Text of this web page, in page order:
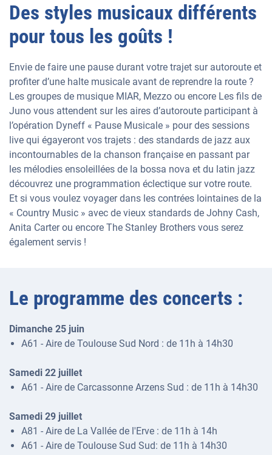
Des styles musicaux différents
pour tous les goûts !
Envie de faire une pause durant votre trajet sur autoroute et
profiter d’une halte musicale avant de reprendre la route ?
Les groupes de musique MIAR, Mezzo ou encore Les fils de
Juno vous attendent sur les aires d’autoroute participant à
l’opération Dyneff « Pause Musicale » pour des sessions
live qui égayeront vos trajets : des standards de jazz aux
incontournables de la chanson française en passant par
les mélodies ensoleillées de la bossa nova et du latin jazz
découvrez une programmation éclectique sur votre route.
Et si vous voulez voyager dans les contrées lointaines de la
« Country Music » avec de vieux standards de Johny Cash,
Anita Carter ou encore The Stanley Brothers vous serez
également servis !
Le programme des concerts :
Dimanche 25 juin
A61 - Aire de Toulouse Sud Nord : de 11h à 14h30
Samedi 22 juillet
A61 - Aire de Carcassonne Arzens Sud : de 11h à 14h30
Samedi 29 juillet
A81 - Aire de La Vallée de l'Erve : de 11h à 14h
A61 - Aire de Toulouse Sud Sud: de 11h à 14h30